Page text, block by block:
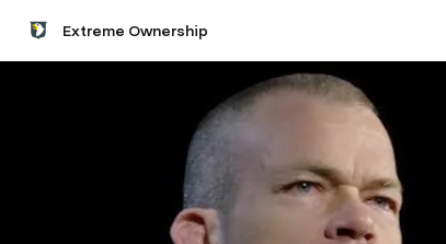
Extreme Ownership